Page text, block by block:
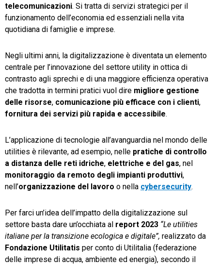
telecomunicazioni. Si tratta di servizi strategici per il
funzionamento dell’economia ed essenziali nella vita
quotidiana di famiglie e imprese.
Negli ultimi anni, la digitalizzazione è diventata un elemento
centrale per l’innovazione del settore utility in ottica di
contrasto agli sprechi e di una maggiore efficienza operativa
che tradotta in termini pratici vuol dire migliore gestione
delle risorse, comunicazione più efficace con i clienti,
fornitura dei servizi più rapida e accessibile.
L’applicazione di tecnologie all’avanguardia nel mondo delle
utilities è rilevante, ad esempio, nelle pratiche di controllo
a distanza delle reti idriche, elettriche e del gas, nel
monitoraggio da remoto degli impianti produttivi,
nell’organizzazione del lavoro o nella cybersecurity.
Per farci un’idea dell’impatto della digitalizzazione sul
settore basta dare un’occhiata al report 2023 “Le utilities
italiane per la transizione ecologica e digitale”, realizzato da
Fondazione Utilitatis per conto di Utilitalia (federazione
delle imprese di acqua, ambiente ed energia), secondo il